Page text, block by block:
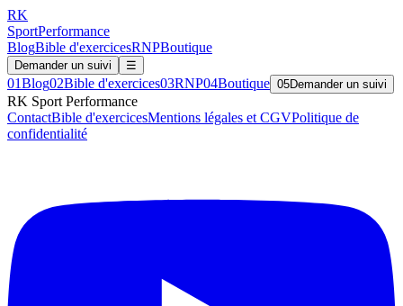
RK
SportPerformance
BlogBible d'exercicesRNPBoutique
Demander un suivi ☰
01Blog02Bible d'exercices03RNP04Boutique 05Demander un suivi
RK Sport Performance
ContactBible d'exercicesMentions légales et CGVPolitique de
confidentialité